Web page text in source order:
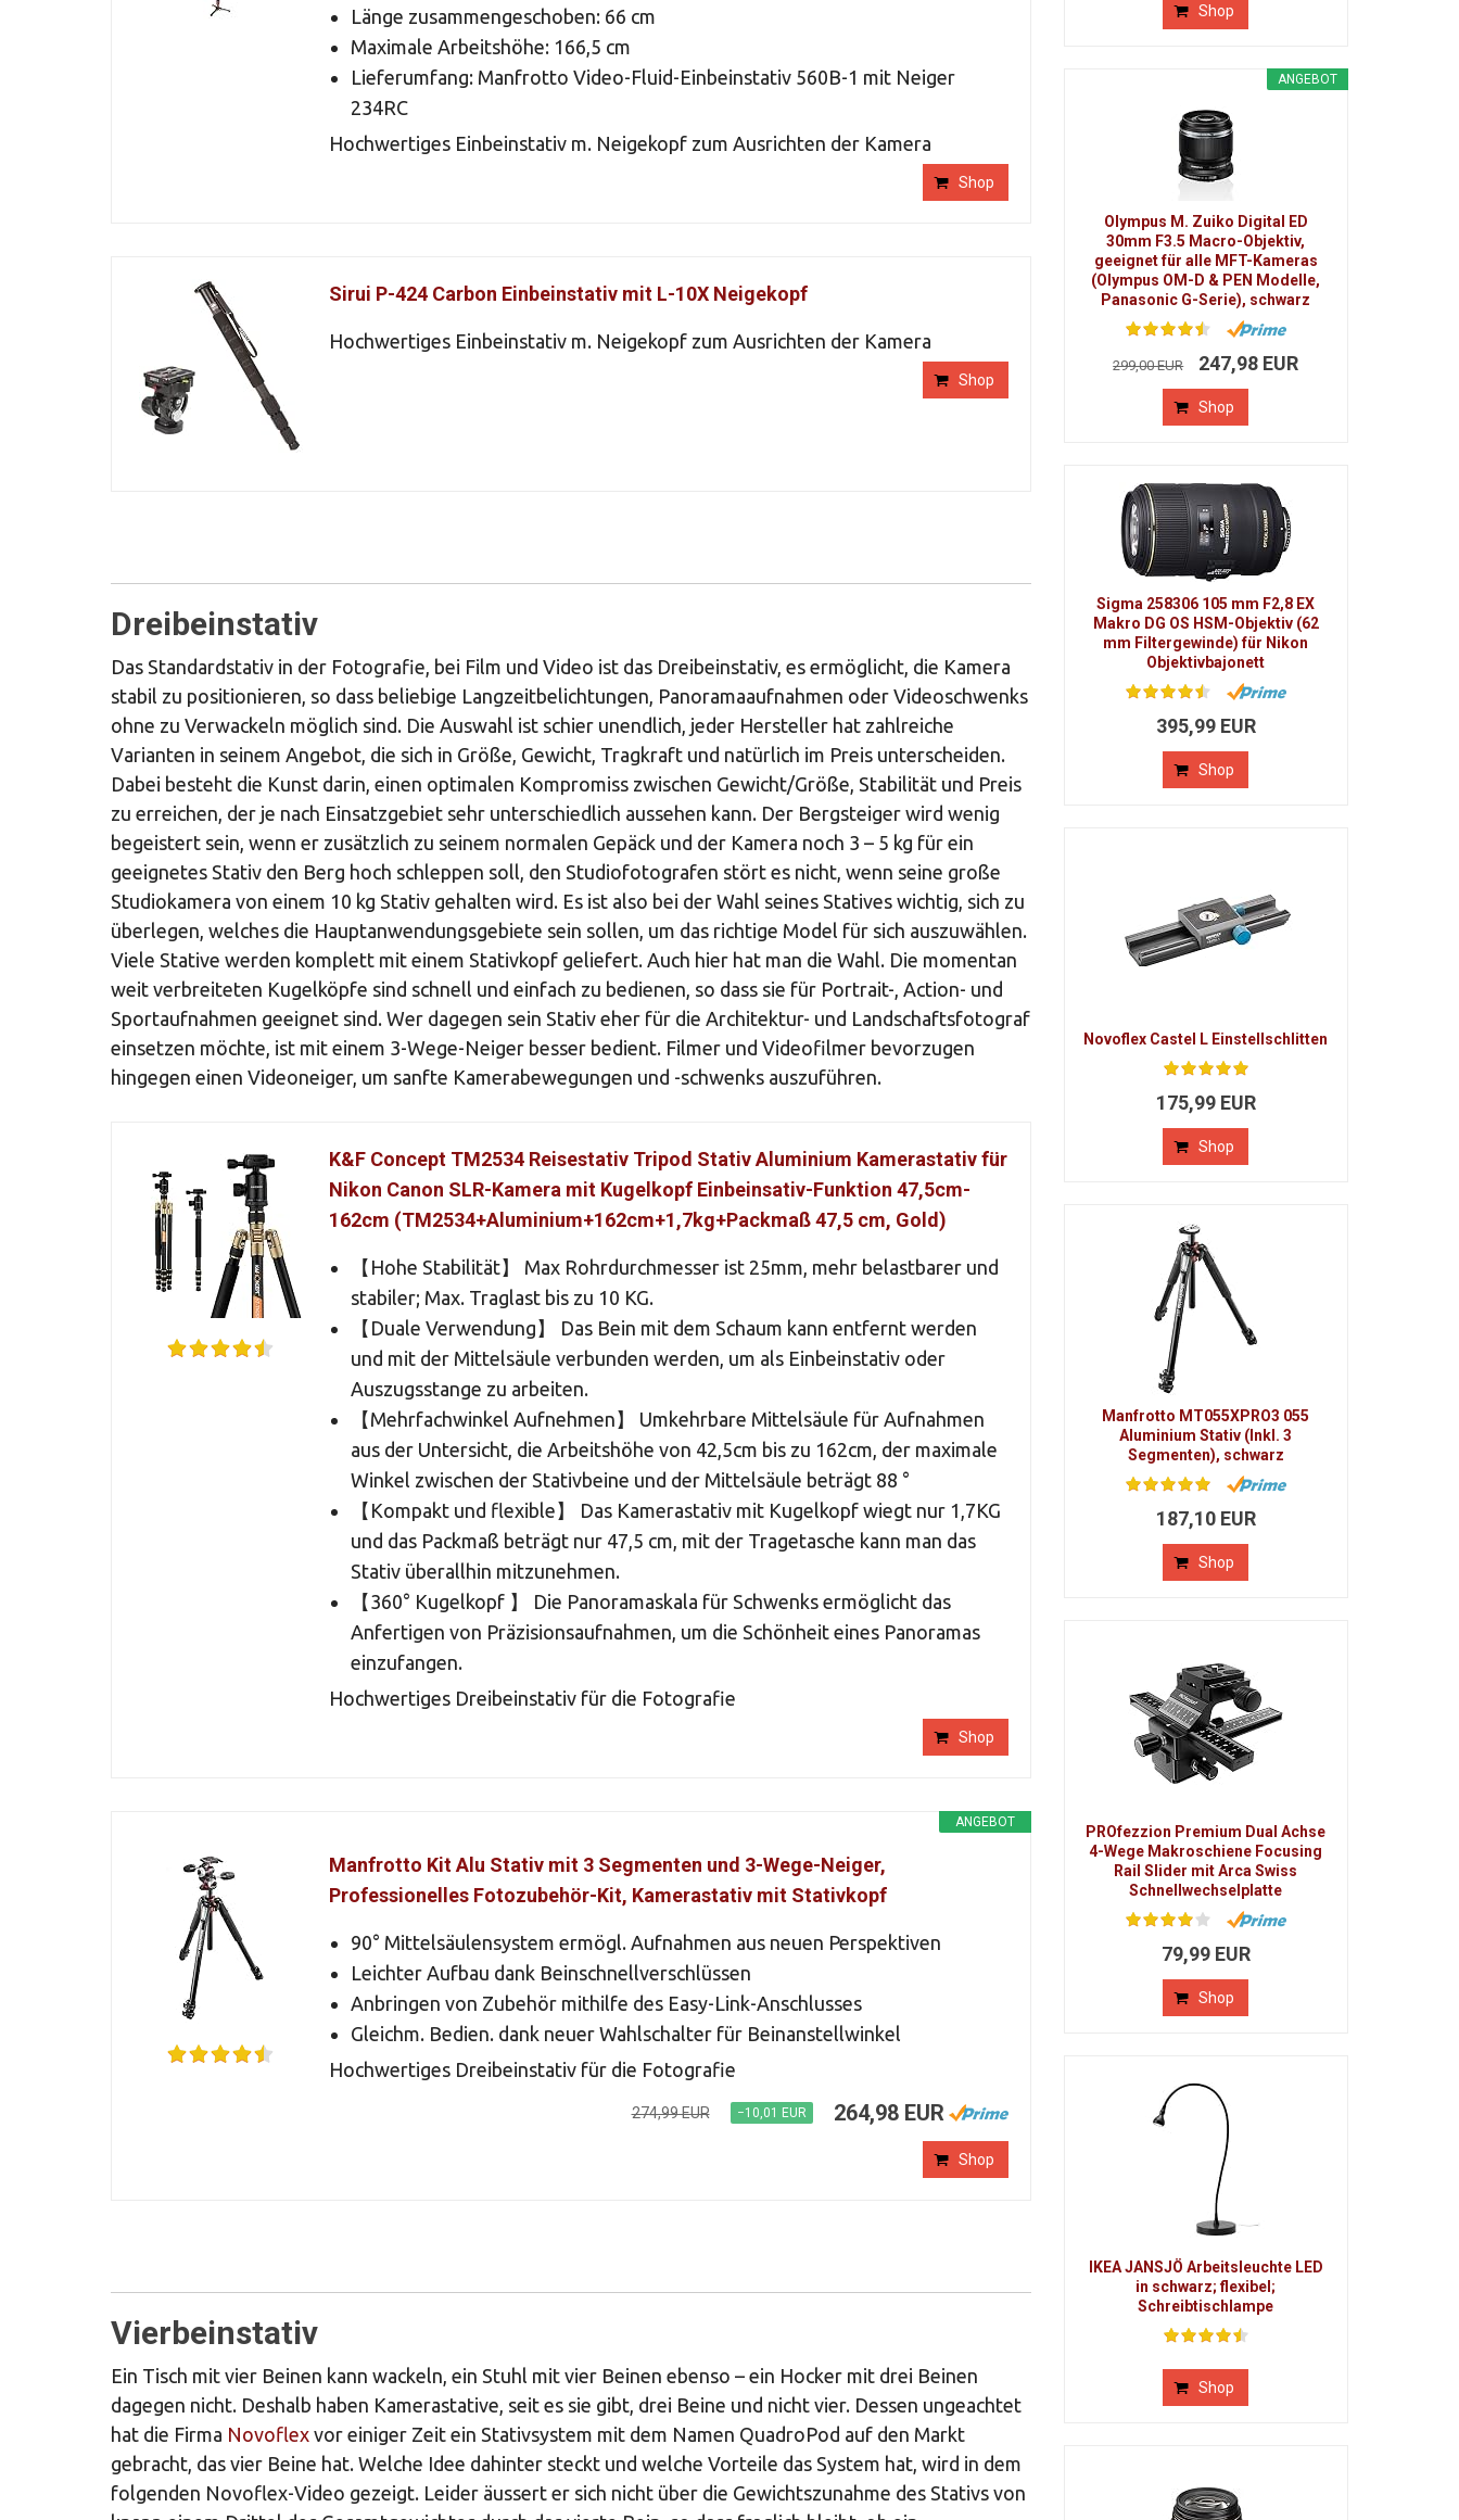
Länge zusammengeschoben: 66 cm
Maximale Arbeitshöhe: 166,5 cm
Lieferumfang: Manfrotto Video-Fluid-Einbeinstativ 560B-1 mit Neiger
234RC
Hochwertiges Einbeinstativ m. Neigekopf zum Ausrichten der Kamera
Shop
Sirui P-424 Carbon Einbeinstativ mit L-10X Neigekopf
Hochwertiges Einbeinstativ m. Neigekopf zum Ausrichten der Kamera
Shop
Dreibeinstativ
Das Standardstativ in der Fotografie, bei Film und Video ist das Dreibeinstativ, es ermöglicht, die Kamera
stabil zu positionieren, so dass beliebige Langzeitbelichtungen, Panoramaaufnahmen oder Videoschwenks
ohne zu Verwackeln möglich sind. Die Auswahl ist schier unendlich, jeder Hersteller hat zahlreiche
Varianten in seinem Angebot, die sich in Größe, Gewicht, Tragkraft und natürlich im Preis unterscheiden.
Dabei besteht die Kunst darin, einen optimalen Kompromiss zwischen Gewicht/Größe, Stabilität und Preis
zu erreichen, der je nach Einsatzgebiet sehr unterschiedlich aussehen kann. Der Bergsteiger wird wenig
begeistert sein, wenn er zusätzlich zu seinem normalen Gepäck und der Kamera noch 3 – 5 kg für ein
geeignetes Stativ den Berg hoch schleppen soll, den Studiofotografen stört es nicht, wenn seine große
Studiokamera von einem 10 kg Stativ gehalten wird. Es ist also bei der Wahl seines Statives wichtig, sich zu
überlegen, welches die Hauptanwendungsgebiete sein sollen, um das richtige Model für sich auszuwählen.
Viele Stative werden komplett mit einem Stativkopf geliefert. Auch hier hat man die Wahl. Die momentan
weit verbreiteten Kugelköpfe sind schnell und einfach zu bedienen, so dass sie für Portrait-, Action- und
Sportaufnahmen geeignet sind. Wer dagegen sein Stativ eher für die Architektur- und Landschaftsfotograf
einsetzen möchte, ist mit einem 3-Wege-Neiger besser bedient. Filmer und Videofilmer bevorzugen
hingegen einen Videoneiger, um sanfte Kamerabewegungen und -schwenks auszuführen.
K&F Concept TM2534 Reisestativ Tripod Stativ Aluminium Kamerastativ für
Nikon Canon SLR-Kamera mit Kugelkopf Einbeinsativ-Funktion 47,5cm-
162cm (TM2534+Aluminium+162cm+1,7kg+Packmaß 47,5 cm, Gold)
【Hohe Stabilität】 Max Rohrdurchmesser ist 25mm, mehr belastbarer und
stabiler; Max. Traglast bis zu 10 KG.
【Duale Verwendung】 Das Bein mit dem Schaum kann entfernt werden
und mit der Mittelsäule verbunden werden, um als Einbeinstativ oder
Auszugsstange zu arbeiten.
【Mehrfachwinkel Aufnehmen】 Umkehrbare Mittelsäule für Aufnahmen
aus der Untersicht, die Arbeitshöhe von 42,5cm bis zu 162cm, der maximale
Winkel zwischen der Stativbeine und der Mittelsäule beträgt 88 °
【Kompakt und flexible】 Das Kamerastativ mit Kugelkopf wiegt nur 1,7KG
und das Packmaß beträgt nur 47,5 cm, mit der Tragetasche kann man das
Stativ überallhin mitzunehmen.
【360° Kugelkopf 】 Die Panoramaskala für Schwenks ermöglicht das
Anfertigen von Präzisionsaufnahmen, um die Schönheit eines Panoramas
einzufangen.
Hochwertiges Dreibeinstativ für die Fotografie
Shop
ANGEBOT
Manfrotto Kit Alu Stativ mit 3 Segmenten und 3-Wege-Neiger,
Professionelles Fotozubehör-Kit, Kamerastativ mit Stativkopf
90° Mittelsäulensystem ermögl. Aufnahmen aus neuen Perspektiven
Leichter Aufbau dank Beinschnellverschlüssen
Anbringen von Zubehör mithilfe des Easy-Link-Anschlusses
Gleichm. Bedien. dank neuer Wahlschalter für Beinanstellwinkel
Hochwertiges Dreibeinstativ für die Fotografie
274,99 EUR −10,01 EUR 264,98 EUR
Shop
Vierbeinstativ
Ein Tisch mit vier Beinen kann wackeln, ein Stuhl mit vier Beinen ebenso – ein Hocker mit drei Beinen
dagegen nicht. Deshalb haben Kamerastative, seit es sie gibt, drei Beine und nicht vier. Dessen ungeachtet
hat die Firma Novoflex vor einiger Zeit ein Stativsystem mit dem Namen QuadroPod auf den Markt
gebracht, das vier Beine hat. Welche Idee dahinter steckt und welche Vorteile das System hat, wird in dem
folgenden Novoflex-Video gezeigt. Leider äussert er sich nicht über die Gewichtszunahme des Stativs von
Shop
ANGEBOT
Olympus M. Zuiko Digital ED
30mm F3.5 Macro-Objektiv,
geeignet für alle MFT-Kameras
(Olympus OM-D & PEN Modelle,
Panasonic G-Serie), schwarz
299,00 EUR 247,98 EUR
Shop
Sigma 258306 105 mm F2,8 EX
Makro DG OS HSM-Objektiv (62
mm Filtergewinde) für Nikon
Objektivbajonett
395,99 EUR
Shop
Novoflex Castel L Einstellschlitten
175,99 EUR
Shop
Manfrotto MT055XPRO3 055
Aluminium Stativ (Inkl. 3
Segmenten), schwarz
187,10 EUR
Shop
PROfezzion Premium Dual Achse
4-Wege Makroschiene Focusing
Rail Slider mit Arca Swiss
Schnellwechselplatte
79,99 EUR
Shop
IKEA JANSJÖ Arbeitsleuchte LED
in schwarz; flexibel;
Schreibtischlampe
Shop